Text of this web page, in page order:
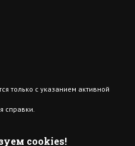
только с указанием активной
справки.
cookies!